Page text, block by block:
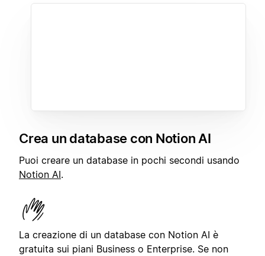
Crea un database con Notion AI
Puoi creare un database in pochi secondi usando
Notion AI.
La creazione di un database con Notion AI è
gratuita sui piani Business o Enterprise. Se non